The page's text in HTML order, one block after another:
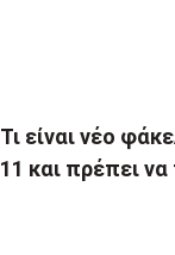
Τι είναι νέο
11 και πρέπει